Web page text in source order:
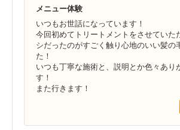
メニュー体験
いつもお世話になっています！
今回初めてトリートメントをさせていた
シだったのがすごく触り心地のいい髪の
た！
いつも丁寧な施術と、説明とか色々あり
す！
また行きます！